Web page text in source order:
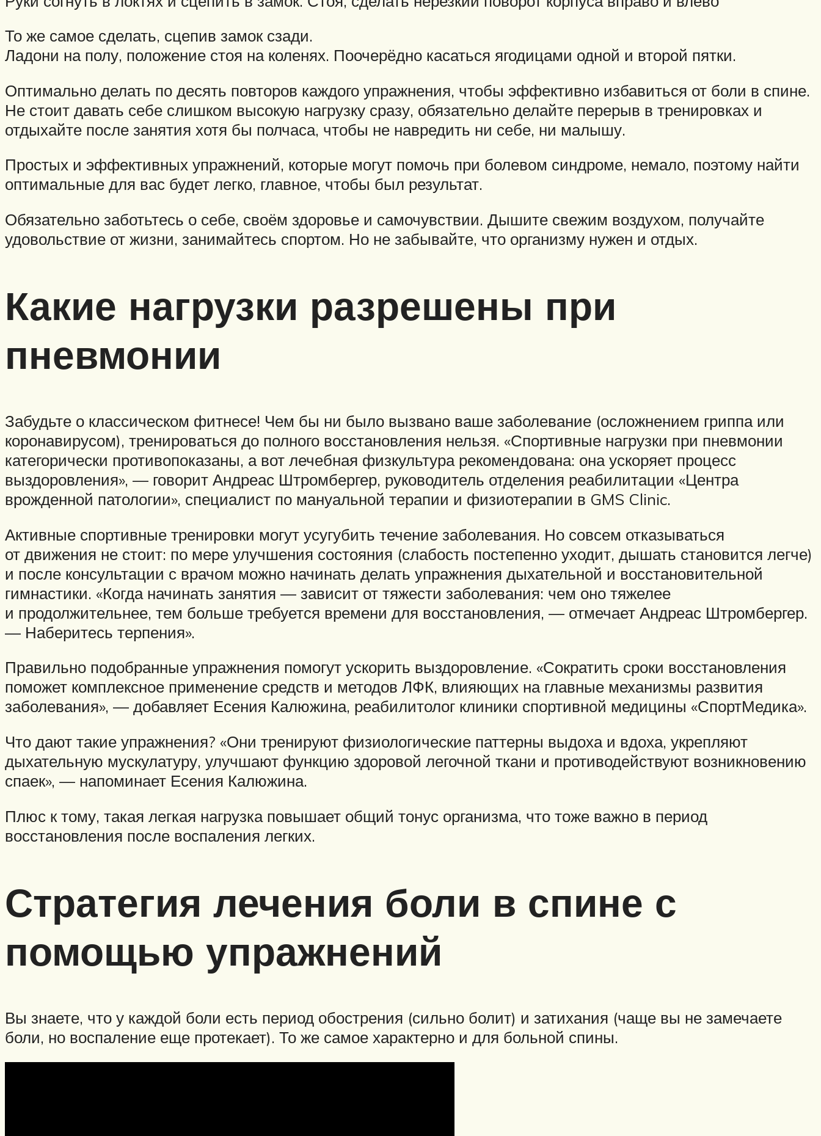
То же самое сделать, сцепив замок сзади.
Ладони на полу, положение стоя на коленях. Поочерёдно касаться ягодицами одной и второй пятки.
Оптимально делать по десять повторов каждого упражнения, чтобы эффективно избавиться от боли в спине.
Не стоит давать себе слишком высокую нагрузку сразу, обязательно делайте перерыв в тренировках и
отдыхайте после занятия хотя бы полчаса, чтобы не навредить ни себе, ни малышу.
Простых и эффективных упражнений, которые могут помочь при болевом синдроме, немало, поэтому найти
оптимальные для вас будет легко, главное, чтобы был результат.
Обязательно заботьтесь о себе, своём здоровье и самочувствии. Дышите свежим воздухом, получайте
удовольствие от жизни, занимайтесь спортом. Но не забывайте, что организму нужен и отдых.
Какие нагрузки разрешены при
пневмонии
Забудьте о классическом фитнесе! Чем бы ни было вызвано ваше заболевание (осложнением гриппа или
коронавирусом), тренироваться до полного восстановления нельзя. «Спортивные нагрузки при пневмонии
категорически противопоказаны, а вот лечебная физкультура рекомендована: она ускоряет процесс
выздоровления», — говорит Андреас Штромбергер, руководитель отделения реабилитации «Центра
врожденной патологии», специалист по мануальной терапии и физиотерапии в GMS Clinic.
Активные спортивные тренировки могут усугубить течение заболевания. Но совсем отказываться
от движения не стоит: по мере улучшения состояния (слабость постепенно уходит, дышать становится легче)
и после консультации с врачом можно начинать делать упражнения дыхательной и восстановительной
гимнастики. «Когда начинать занятия — зависит от тяжести заболевания: чем оно тяжелее
и продолжительнее, тем больше требуется времени для восстановления, — отмечает Андреас Штромбергер.
— Наберитесь терпения».
Правильно подобранные упражнения помогут ускорить выздоровление. «Сократить сроки восстановления
поможет комплексное применение средств и методов ЛФК, влияющих на главные механизмы развития
заболевания», — добавляет Есения Калюжина, реабилитолог клиники спортивной медицины «СпортМедика».
Что дают такие упражнения? «Они тренируют физиологические паттерны выдоха и вдоха, укрепляют
дыхательную мускулатуру, улучшают функцию здоровой легочной ткани и противодействуют возникновению
спаек», — напоминает Есения Калюжина.
Плюс к тому, такая легкая нагрузка повышает общий тонус организма, что тоже важно в период
восстановления после воспаления легких.⠀
Стратегия лечения боли в спине с
помощью упражнений
Вы знаете, что у каждой боли есть период обострения (сильно болит) и затихания (чаще вы не замечаете
боли, но воспаление еще протекает). То же самое характерно и для больной спины.